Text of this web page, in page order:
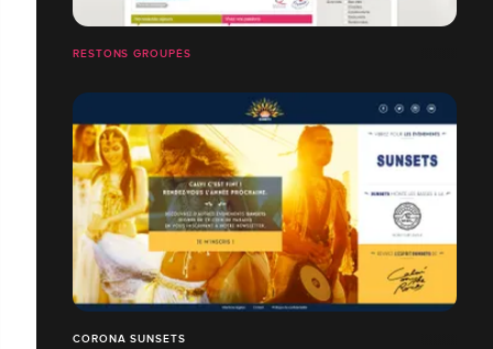
RESTONS GROUPÉS
CORONA SUNSETS